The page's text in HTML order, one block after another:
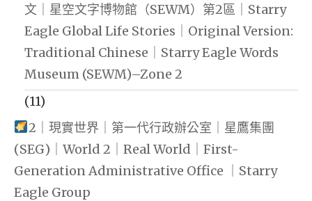
文｜星空文字博物館（SEWM）第2區｜Starry
Eagle Global Life Stories｜Original Version:
Traditional Chinese｜Starry Eagle Words
Museum (SEWM)–Zone 2
(11)
2｜現實世界｜第一代行政辦公室｜星鷹集團
(SEG)｜World 2｜Real World｜First-
Generation Administrative Office ｜Starry
Eagle Group